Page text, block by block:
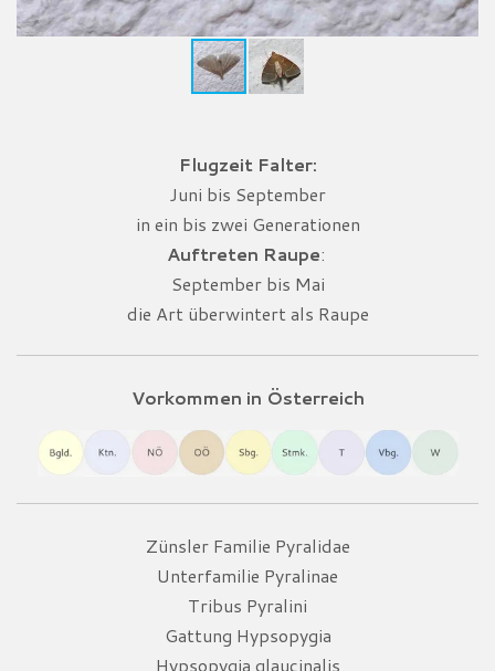
Flugzeit Falter:
Juni bis September
in ein bis zwei Generationen
Auftreten Raupe:
September bis Mai
die Art überwintert als Raupe
Vorkommen in Österreich
Zünsler Familie Pyralidae
Unterfamilie Pyralinae
Tribus Pyralini
Gattung Hypsopygia
Hypsopygia glaucinalis